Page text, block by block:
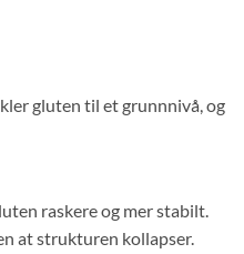
gluten til et grunnnivå, og
raskere og mer stabilt.
at strukturen kollapser.